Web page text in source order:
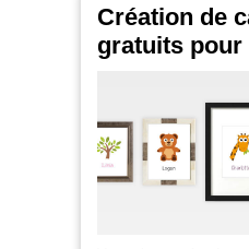
Création de
gratuits pour